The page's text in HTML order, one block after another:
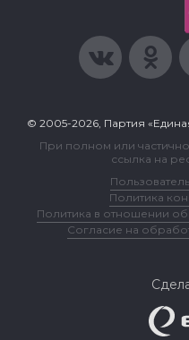
© 2005-2026, Партия
При полном или
ссылка на
Политика
Политика в отношении
Согласие на